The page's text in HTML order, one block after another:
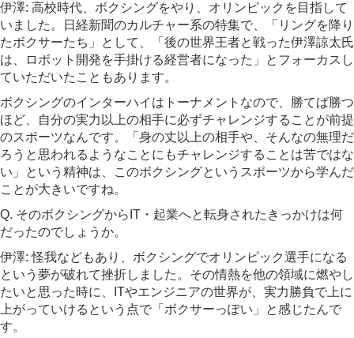
伊澤: 高校時代、ボクシングをやり、オリンピックを目指して
いました。日経新聞のカルチャー系の特集で、「リングを降り
たボクサーたち」として、「後の世界王者と戦った伊澤諒太氏
は、ロボット開発を手掛ける経営者になった」とフォーカスし
ていただいたこともあります。
ボクシングのインターハイはトーナメントなので、勝てば勝つ
ほど、自分の実力以上の相手に必ずチャレンジすることが前提
のスポーツなんです。「身の丈以上の相手や、そんなの無理だ
ろうと思われるようなことにもチャレンジすることは苦ではな
い」という精神は、このボクシングというスポーツから学んだ
ことが大きいですね。
Q. そのボクシングからIT・起業へと転身されたきっかけは何
だったのでしょうか。
伊澤: 怪我などもあり、ボクシングでオリンピック選手になる
という夢が破れて挫折しました。その情熱を他の領域に燃やし
たいと思った時に、ITやエンジニアの世界が、実力勝負で上に
上がっていけるという点で「ボクサーっぽい」と感じたんで
す。